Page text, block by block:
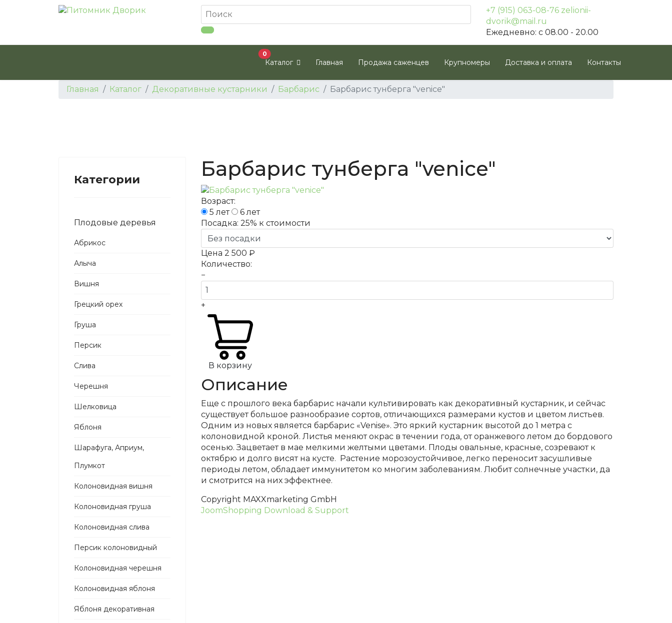
+7 (915) 063-08-76 zelionii-
dvorik@mail.ru
Ежедневно: с 08.00 - 20.00
0В корзину
Каталог Главная Продажа саженцев Крупномеры Доставка и оплата Контакты
Главная Каталог Декоративные кустарники Барбарис Барбарис тунберга "venice"
Категории
Плодовые деревья
Абрикос
Алыча
Вишня
Грецкий орех
Груша
Персик
Слива
Черешня
Шелковица
Яблоня
Шарафуга, Априум,
Плумкот
Колоновидная вишня
Колоновидная груша
Колоновидная слива
Персик колоновидный
Колоновидная черешня
Колоновидная яблоня
Яблоня декоративная
Барбарис тунберга "venice"
Возраст:
5 лет
6 лет
Посадка: 25% к стоимости
Цена 2 500 ₽
Количество:
−
+
В корзину
Описание
Еще с прошлого века барбарис начали культивировать как декоративный кустарник, и сейчас
существует большое разнообразие сортов, отличающихся размерами кустов и цветом листьев.
Одним из новых является барбарис «Venise». Это яркий кустарник высотой до 1 метра с
колоновидной кроной. Листья меняют окрас в течении года, от оранжевого летом до бордового
осенью. Зацветает в мае мелкими желтыми цветами. Плоды овальные, красные, созревают к
октябрю и долго висят на кусте. Растение морозоустойчивое, легко переносит засушливые
периоды летом, обладает иммунитетом ко многим заболеваниям. Любит солнечные участки, да
и смотрится на них эффектнее.
Copyright MAXXmarketing GmbH
JoomShopping Download & Support